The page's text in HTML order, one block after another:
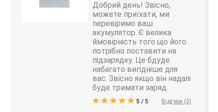
Добрий день! Звісно,
можете приїхати, ми
перевіримо ваш
акумулятор. Є велика
ймовірність того що його
потрібно поставити на
підзарядку. Це бдуде
набагато вигідніше для
вас. Звісно якщо він надалі
буде тримати заряд.
5 / 5 Відгуки (3)